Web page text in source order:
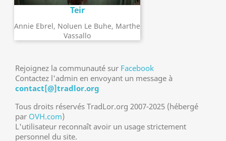
Teir
Annie Ebrel, Noluen Le Buhe, Marthe
Vassallo
Rejoignez la communauté sur Facebook
Contactez l'admin en envoyant un message à
contact[@]tradlor.org
Tous droits réservés TradLor.org 2007-2025 (hébergé
par OVH.com)
L'utilisateur reconnaît avoir un usage strictement
personnel du site.